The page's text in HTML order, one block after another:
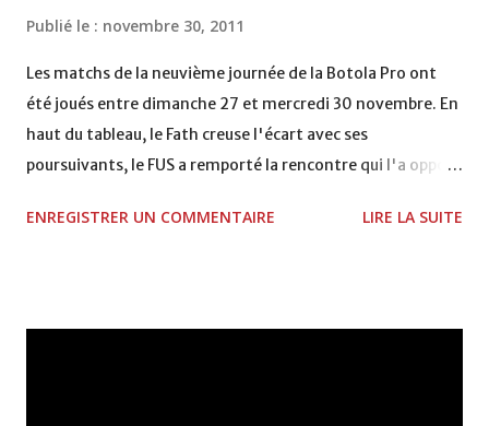
Publié le : novembre 30, 2011
Les matchs de la neuvième journée de la Botola Pro ont
été joués entre dimanche 27 et mercredi 30 novembre. En
haut du tableau, le Fath creuse l'écart avec ses
poursuivants, le FUS a remporté la rencontre qui l'a opposé
2, Badr Kachani a ouvert la marque à la 38e pour les
ENREGISTRER UN COMMENTAIRE LIRE LA SUITE